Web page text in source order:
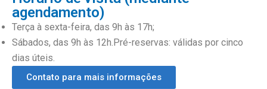
agendamento)
Terça à sexta-feira, das 9h às 17h;
Sábados, das 9h às 12h.Pré-reservas: válidas por cinco
dias úteis.
Contato para mais informações